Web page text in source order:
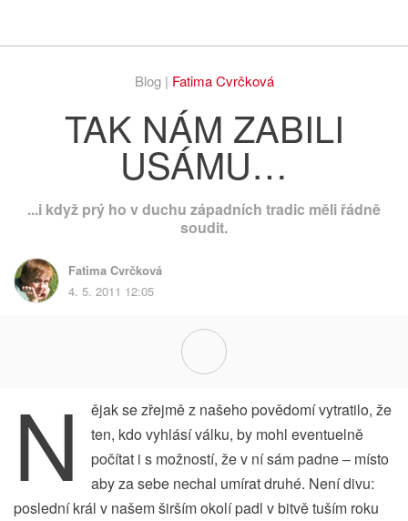
Blog | Fatima Cvrčková
TAK NÁM ZABILI
USÁMU…
...i když prý ho v duchu západních tradic měli řádně
soudit.
Fatima Cvrčková
4. 5. 2011 12:05
N
ějak se zřejmě z našeho povědomí vytratilo, že
ten, kdo vyhlásí válku, by mohl eventuelně
počítat i s možností, že v ní sám padne – místo
aby za sebe nechal umírat druhé. Není divu:
poslední král v našem širším okolí padl v bitvě tuším roku